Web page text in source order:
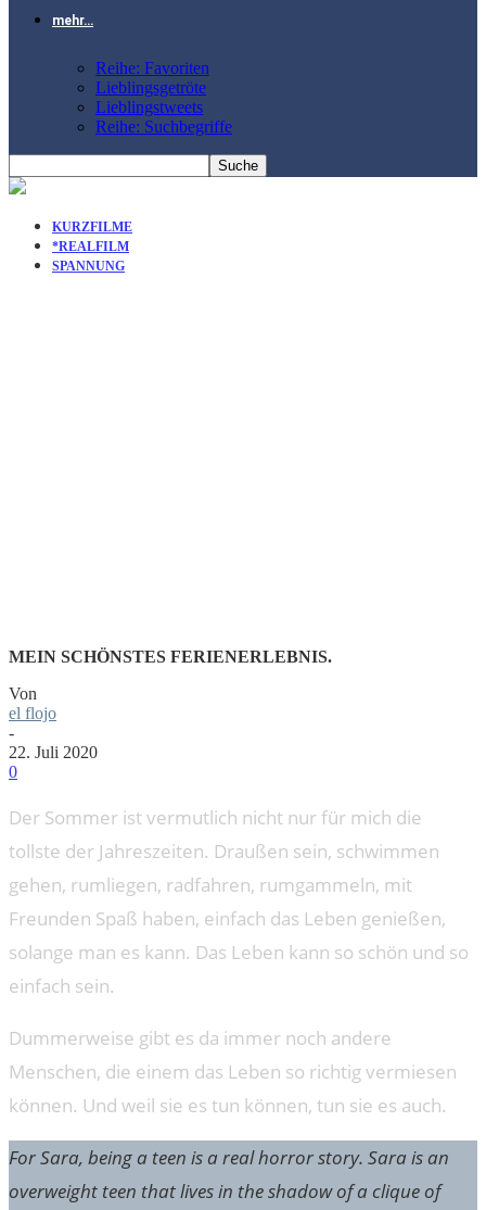
mehr…
Reihe: Favoriten
Lieblingsgetröte
Lieblingstweets
Reihe: Suchbegriffe
KURZFILME
*REALFILM
SPANNUNG
MEIN SCHÖNSTES FERIENERLEBNIS.
Von
el flojo
-
22. Juli 2020
0
Der Sommer ist vermutlich nicht nur für mich die
tollste der Jahreszeiten. Draußen sein, schwimmen
gehen, rumliegen, radfahren, rumgammeln, mit
Freunden Spaß haben, einfach das Leben genießen,
solange man es kann. Das Leben kann so schön und so
einfach sein.
Dummerweise gibt es da immer noch andere
Menschen, die einem das Leben so richtig vermiesen
können. Und weil sie es tun können, tun sie es auch.
For Sara, being a teen is a real horror story. Sara is an
overweight teen that lives in the shadow of a clique of